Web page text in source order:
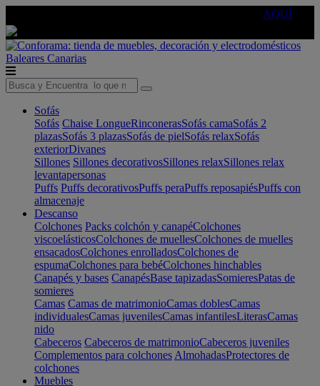
AQUÍ
Baleares Canarias
Sofás
Sofás Chaise LongueRinconerasSofás camaSofás 2
plazasSofás 3 plazasSofás de pielSofás relaxSofás
exteriorDivanes
Sillones Sillones decorativosSillones relaxSillones relax
levantapersonas
Puffs Puffs decorativosPuffs peraPuffs reposapiésPuffs con
almacenaje
Descanso
Colchones Packs colchón y canapéColchones
viscoelásticosColchones de muellesColchones de muelles
ensacadosColchones enrolladosColchones de
espumaColchones para bebéColchones hinchables
Canapés y bases CanapésBase tapizadasSomieresPatas de
somieres
Camas Camas de matrimonioCamas doblesCamas
individualesCamas juvenilesCamas infantilesLiterasCamas
nido
Cabeceros Cabeceros de matrimonioCabeceros juveniles
Complementos para colchones AlmohadasProtectores de
colchones
Muebles